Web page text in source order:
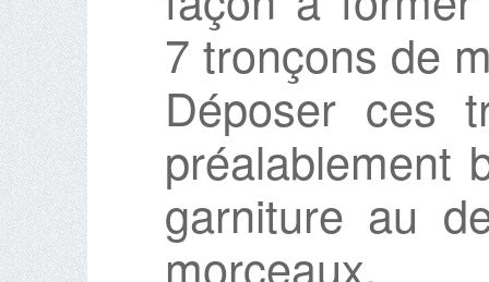
7 tronçons de
Déposer ces
préalablement
garniture au
morceaux.